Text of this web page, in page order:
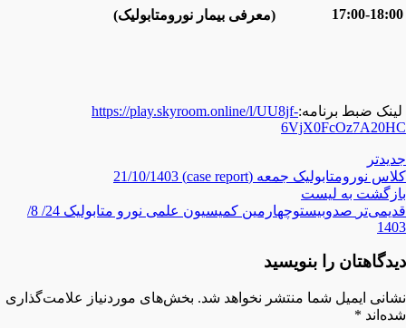
17:00-18:00 (معرفی بیمار نورومتابولیک)
لینک ضبط برنامه:https://play.skyroom.online/l/UU8jf-
6VjX0FcOz7A20HC
جدیدتر
کلاس نورومتابولیک جمعه (case report) 21/10/1403
بازگشت بە لیست
قدیمی‌تر
صدوبیستوچهارمین کمیسیون علمی نورو متابولیک 24/ 8/
1403
دیدگاهتان را بنویسید
نشانی ایمیل شما منتشر نخواهد شد. بخش‌های موردنیاز علامت‌گذاری
شده‌اند *